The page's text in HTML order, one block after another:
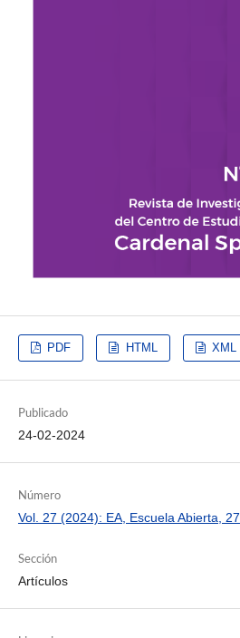
PDF HTML XML
Publicado
24-02-2024
Número
Vol. 27 (2024): EA, Escuela Abierta, 27
Sección
Artículos